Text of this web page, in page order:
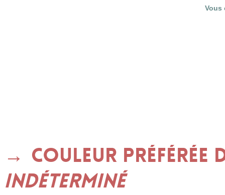
Vous
Couleur préférée
indéterminé